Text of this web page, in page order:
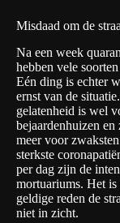
Misdaad om de
Na een week
hebben vele
Eén ding is echter
ernst van de
gelatenheid is wel
bejaardenhuizen
meer voor
sterkste
per dag zijn de
mortuariums. Het
geldige reden de
niet in zicht.